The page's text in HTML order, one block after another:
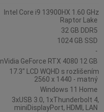
Intel Core i9 13900HX 1.60 GHz
Raptor Lake
32 GB DDR5
1024 GB SSD
-
nVidia GeForce RTX 4080 12 GB
17.3" LCD WQHD s rozlišením
2560 x 1440 - matný
Windows 11 Home
3xUSB 3.0, 1xThunderbolt 4,
miniDisplayPort, HDMI, LAN